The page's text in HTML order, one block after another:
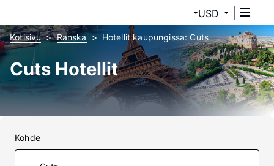
USD
Kotisivu Ranska Hotellit kaupungissa: Cuts
Cuts Hotellit
Kohde